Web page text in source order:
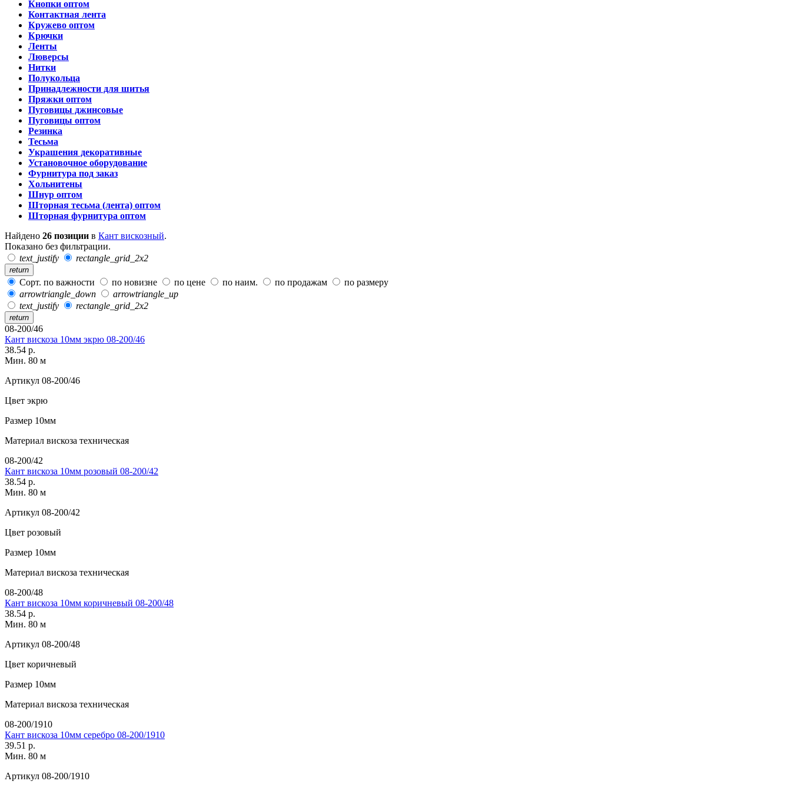
Кнопки оптом
Контактная лента
Кружево оптом
Крючки
Ленты
Люверсы
Нитки
Полукольца
Принадлежности для шитья
Пряжки оптом
Пуговицы джинсовые
Пуговицы оптом
Резинка
Тесьма
Украшения декоративные
Установочное оборудование
Фурнитура под заказ
Хольнитены
Шнур оптом
Шторная тесьма (лента) оптом
Шторная фурнитура оптом
Найдено 26 позиции в Кант вискозный.
Показано без фильтрации.
text_justify
rectangle_grid_2x2
return
Сорт. по важности по новизне по цене по наим. по продажам
по размеру
arrowtriangle_down
arrowtriangle_up
text_justify
rectangle_grid_2x2
return
08-200/46
Кант вискоза 10мм экрю 08-200/46
38.54 р.
Мин. 80 м
Артикул 08-200/46
Цвет экрю
Размер 10мм
Материал вискоза техническая
08-200/42
Кант вискоза 10мм розовый 08-200/42
38.54 р.
Мин. 80 м
Артикул 08-200/42
Цвет розовый
Размер 10мм
Материал вискоза техническая
08-200/48
Кант вискоза 10мм коричневый 08-200/48
38.54 р.
Мин. 80 м
Артикул 08-200/48
Цвет коричневый
Размер 10мм
Материал вискоза техническая
08-200/1910
Кант вискоза 10мм серебро 08-200/1910
39.51 р.
Мин. 80 м
Артикул 08-200/1910